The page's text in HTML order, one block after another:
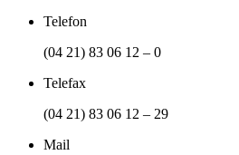
Telefon
(04 21) 83 06 12 – 0
Telefax
(04 21) 83 06 12 – 29
Mail